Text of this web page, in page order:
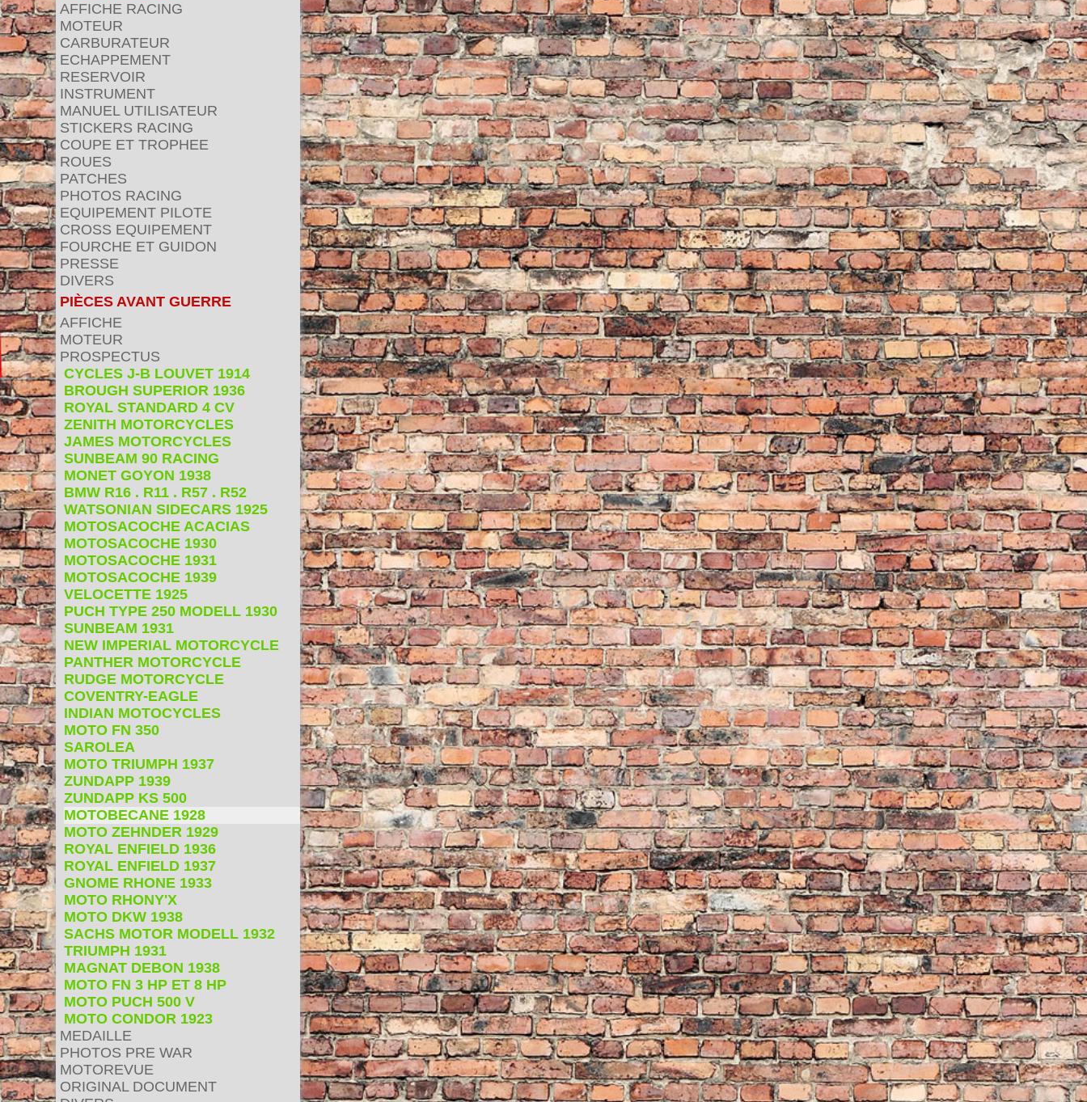
AFFICHE RACING
MOTEUR
CARBURATEUR
ECHAPPEMENT
RESERVOIR
INSTRUMENT
MANUEL UTILISATEUR
STICKERS RACING
COUPE ET TROPHEE
ROUES
PATCHES
PHOTOS RACING
EQUIPEMENT PILOTE
CROSS EQUIPEMENT
FOURCHE ET GUIDON
PRESSE
DIVERS
PIÈCES AVANT GUERRE
AFFICHE
MOTEUR
PROSPECTUS
CYCLES J-B LOUVET 1914
BROUGH SUPERIOR 1936
ROYAL STANDARD 4 CV
ZENITH MOTORCYCLES
JAMES MOTORCYCLES
SUNBEAM 90 RACING
MONET GOYON 1938
BMW R16 . R11 . R57 . R52
WATSONIAN SIDECARS 1925
MOTOSACOCHE ACACIAS
MOTOSACOCHE 1930
MOTOSACOCHE 1931
MOTOSACOCHE 1939
VELOCETTE 1925
PUCH TYPE 250 MODELL 1930
SUNBEAM 1931
NEW IMPERIAL MOTORCYCLE
PANTHER MOTORCYCLE
RUDGE MOTORCYCLE
COVENTRY-EAGLE
INDIAN MOTOCYCLES
MOTO FN 350
SAROLEA
MOTO TRIUMPH 1937
ZUNDAPP 1939
ZUNDAPP KS 500
MOTOBECANE 1928
MOTO ZEHNDER 1929
ROYAL ENFIELD 1936
ROYAL ENFIELD 1937
GNOME RHONE 1933
MOTO RHONY'X
MOTO DKW 1938
SACHS MOTOR MODELL 1932
TRIUMPH 1931
MAGNAT DEBON 1938
MOTO FN 3 HP ET 8 HP
MOTO PUCH 500 V
MOTO CONDOR 1923
MEDAILLE
PHOTOS PRE WAR
MOTOREVUE
ORIGINAL DOCUMENT